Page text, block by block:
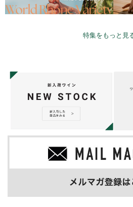
特集をもっと見